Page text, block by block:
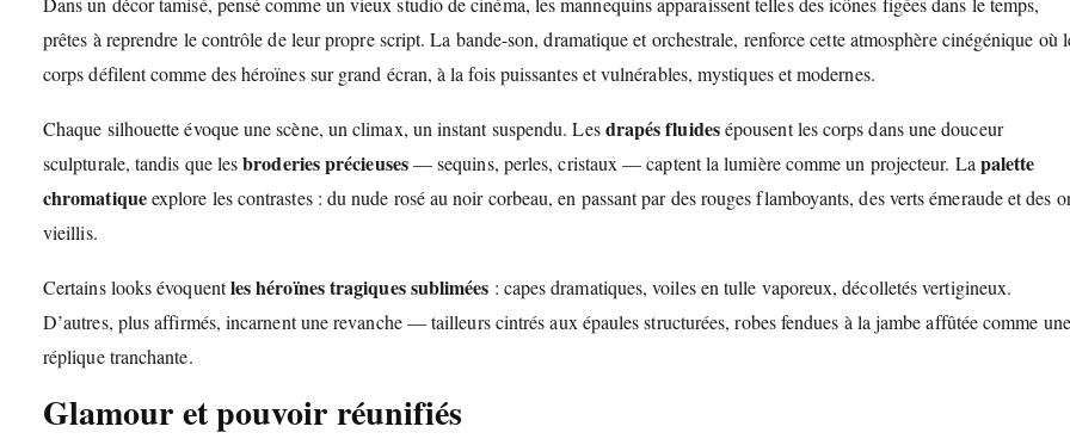
prêtes à reprendre le contrôle de leur propre script. La bande-son, dramatique et orchestrale, renforce cette atmosphère cinégénique où
corps défilent comme des héroïnes sur grand écran, à la fois puissantes et vulnérables, mystiques et modernes.
Chaque silhouette évoque une scène, un climax, un instant suspendu. Lesdrapés fluidesépousent les corps dans une douceur
sculpturale, tandis que lesbroderies précieuses— sequins, perles, cristaux — captent la lumière comme un projecteur. La palette
chromatiqueexplore les contrastes : du nude rosé au noir corbeau, en passant par des rouges flamboyants, des verts émeraude et des
vieillis.
Certains looks évoquentles héroïnes tragiques sublimées : capes dramatiques, voiles en tulle vaporeux, décolletés vertigineux.
D’autres, plus affirmés, incarnent une revanche — tailleurs cintrés aux épaules structurées, robes fendues à la jambe affûtée comme une
réplique tranchante.
Glamour et pouvoir réunifiés